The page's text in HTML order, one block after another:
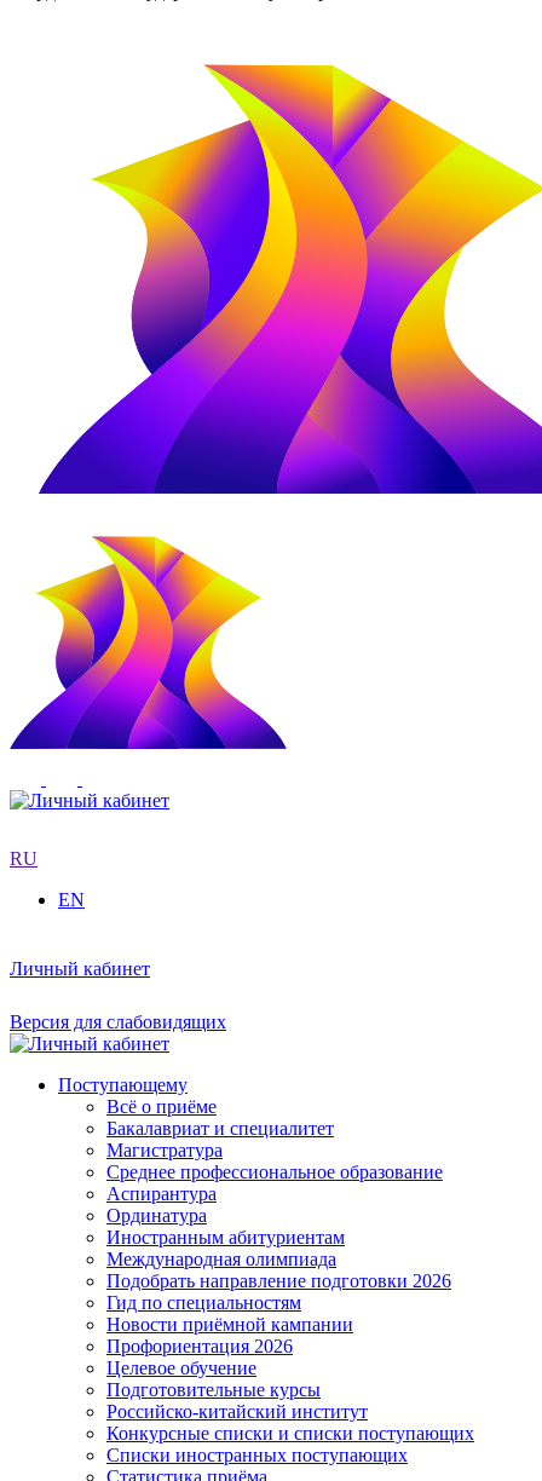
RU
EN
Личный кабинет
Версия для слабовидящих
Поступающему
Всё о приёме
Бакалавриат и специалитет
Магистратура
Среднее профессиональное образование
Аспирантура
Ординатура
Иностранным абитуриентам
Международная олимпиада
Подобрать направление подготовки 2026
Гид по специальностям
Новости приёмной кампании
Профориентация 2026
Целевое обучение
Подготовительные курсы
Российско-китайский институт
Конкурсные списки и списки поступающих
Списки иностранных поступающих
Статистика приёма